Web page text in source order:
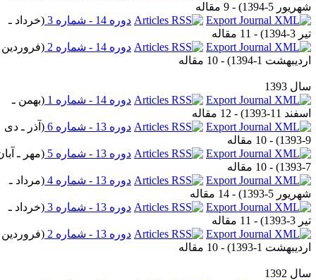
5-1394
) - 9 مقاله
دوره 14 - شماره 3
(خرداد ـ
3-1394
) - 11 مقاله
دوره 14 - شماره 2
(فروردین ـ
1-1394
) - 10 مقاله
1393
دوره 14 - شماره 1
(بهمن ـ
11-1393
) - 12 مقاله
دوره 13 - شماره 6
(آذر ـ دی
) - 10 مقاله
دوره 13 - شماره 5
(مهر ـ آبان
) - 10 مقاله
دوره 13 - شماره 4
(مرداد ـ
5-1393
) - 14 مقاله
دوره 13 - شماره 3
(خرداد ـ
3-1393
) - 11 مقاله
دوره 13 - شماره 2
(فروردین ـ
1-1393
) - 10 مقاله
1392